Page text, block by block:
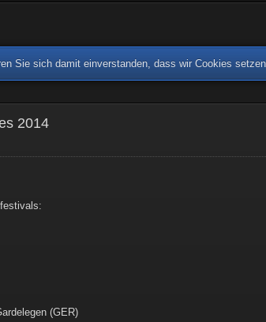
Sie sich damit einverstanden, dass wir Cookies
2014
(GER)